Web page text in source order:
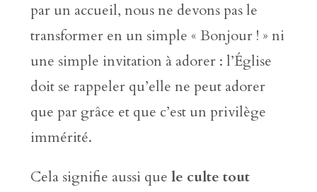
par un accueil, nous ne devons pas le
transformer en un simple « Bonjour ! » ni
une simple invitation à adorer : l’Église
doit se rappeler qu’elle ne peut adorer
que par grâce et que c’est un privilège
immérité.
Cela signifie aussi que le culte tout